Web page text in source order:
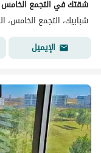
شقتك في التجمع الخامس
شبابيك، التجمع الخامس،
الإيميل